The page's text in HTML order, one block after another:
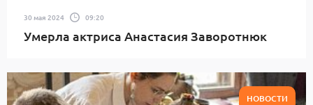
30 мая 2024 09:20
Умерла актриса Анастасия Заворотнюк
НОВОСТИ